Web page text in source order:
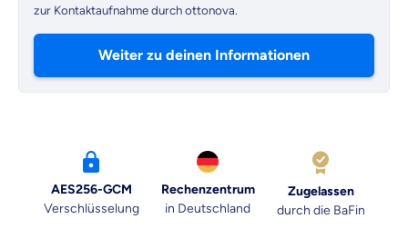
zur Kontaktaufnahme durch ottonova.
Weiter zu deinen Informationen
AES256-GCM
Verschlüsselung
Rechenzentrum
in Deutschland
Zugelassen
durch die BaFin